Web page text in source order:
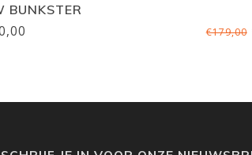
BUNKSTER
€179,00